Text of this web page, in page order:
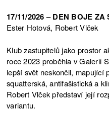
17/11/2026 – DEN BOJE
Ester Hotová, Robert Vlček
Klub zastupitelů jako prostor
roce 2023 proběhla v Galerii
lepší svět neskončil, mapující
squatterská, antifašistická a
Robert Vlček představí její
variantu.